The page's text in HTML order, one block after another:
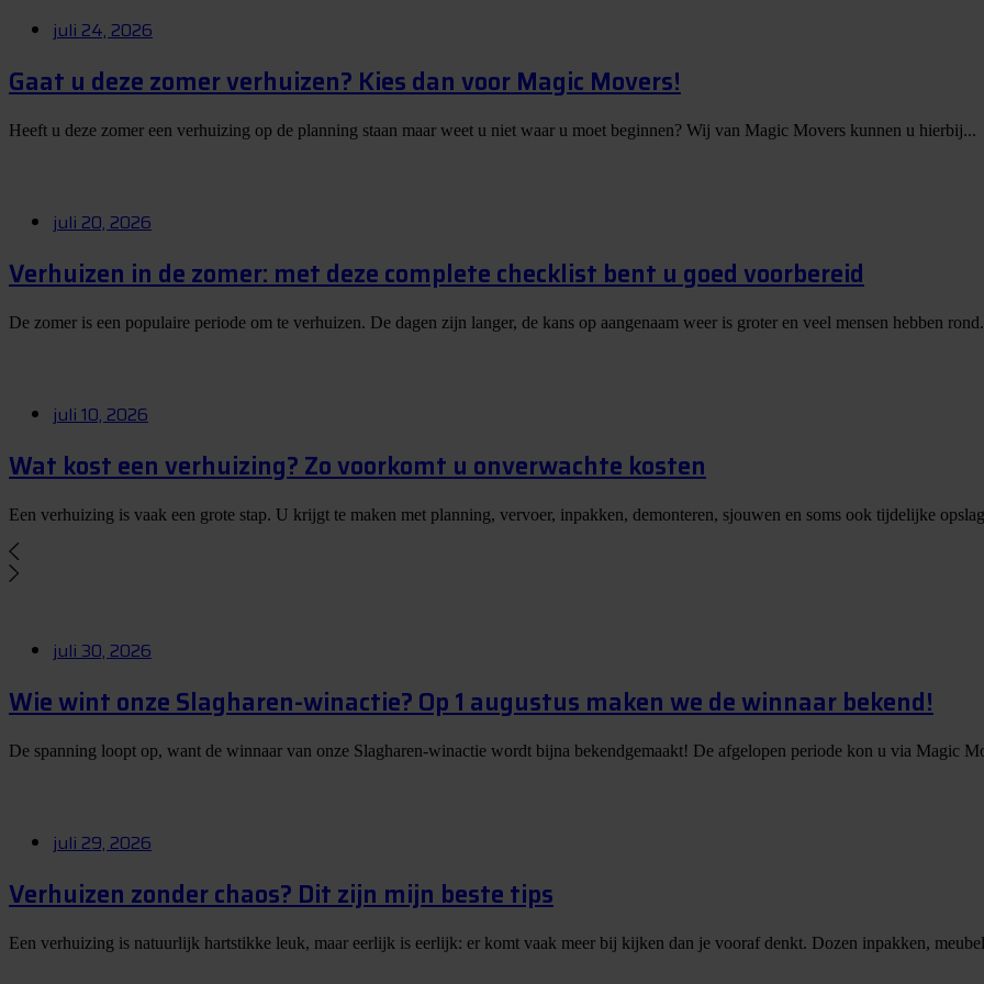
juli 24, 2026
Gaat u deze zomer verhuizen? Kies dan voor Magic Movers!
Heeft u deze zomer een verhuizing op de planning staan maar weet u niet waar u moet beginnen? Wij van Magic Movers kunnen u hierbij...
juli 20, 2026
Verhuizen in de zomer: met deze complete checklist bent u goed voorbereid
De zomer is een populaire periode om te verhuizen. De dagen zijn langer, de kans op aangenaam weer is groter en veel mensen hebben
juli 10, 2026
Wat kost een verhuizing? Zo voorkomt u onverwachte kosten
Een verhuizing is vaak een grote stap. U krijgt te maken met planning, vervoer, inpakken, demonteren, sjouwen en soms ook tijdelijke
juli 30, 2026
Wie wint onze Slagharen-winactie? Op 1 augustus maken we de winnaar bekend!
De spanning loopt op, want de winnaar van onze Slagharen-winactie wordt bijna bekendgemaakt! De afgelopen periode kon u via Magic
juli 29, 2026
Verhuizen zonder chaos? Dit zijn mijn beste tips
Een verhuizing is natuurlijk hartstikke leuk, maar eerlijk is eerlijk: er komt vaak meer bij kijken dan je vooraf denkt. Dozen inpakken,